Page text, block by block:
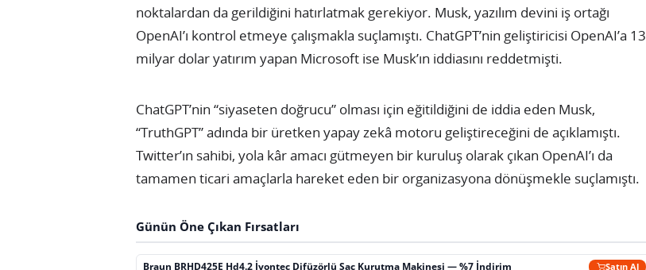
noktalardan da gerildiğini hatırlatmak gerekiyor. Musk, yazılım devini iş ortağı
OpenAI’ı kontrol etmeye çalışmakla suçlamıştı. ChatGPT’nin geliştiricisi OpenAI’a 13
milyar dolar yatırım yapan Microsoft ise Musk’ın iddiasını reddetmişti.
ChatGPT’nin “siyaseten doğrucu” olması için eğitildiğini de iddia eden Musk,
“TruthGPT” adında bir üretken yapay zekâ motoru geliştireceğini de açıklamıştı.
Twitter’ın sahibi, yola kâr amacı gütmeyen bir kuruluş olarak çıkan OpenAI’ı da
tamamen ticari amaçlarla hareket eden bir organizasyona dönüşmekle suçlamıştı.
Günün Öne Çıkan Fırsatları
Braun BRHD425E Hd4.2 İyontec Difüzörlü Saç Kurutma Makinesi — %7 İndirim Satın Al